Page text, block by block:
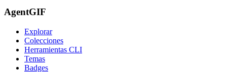
AgentGIF
Explorar
Colecciones
Herramientas CLI
Temas
Badges